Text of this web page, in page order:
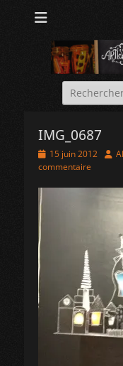
Rechercher :
IMG_0687
Posted
on
15 juin 2012
commentaire